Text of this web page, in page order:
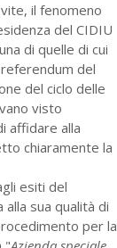
il fenomeno
del CIDIU
di quelle di cui
del
del ciclo delle
visto
affidare alla
chiaramente la
esiti del
sua qualità di
per la